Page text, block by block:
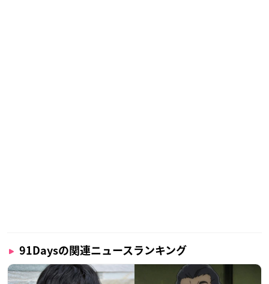
91Daysの関連ニュースランキング